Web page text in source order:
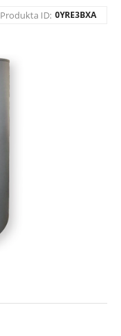
Produkta ID: 0YRE3BXA